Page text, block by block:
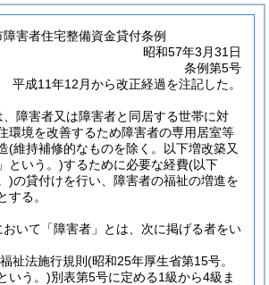
害者住宅整備資金貸付条例
昭和57年3月31日
条例第5号
平成11年12月から改正経過を注記した。
、障害者又は障害者と同居する世帯に対
環境を改善するため障害者の専用居室等
(維持補修的なものを除く。以下増改築又
という。)するために必要な経費(以下
)の貸付けを行い、障害者の福祉の増進を
する。
おいて「障害者」とは、次に掲げる者をい
祉法施行規則 (昭和25年厚生省第15号。
いう。)別表第5号に定める1級から4級ま